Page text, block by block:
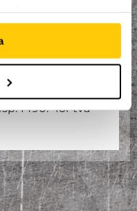
en dag i
dagar i
innehavare,
1490:- för två